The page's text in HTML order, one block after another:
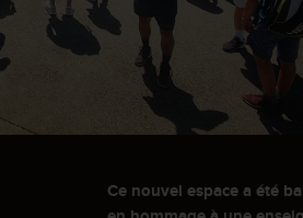
Ce nouvel espace a été